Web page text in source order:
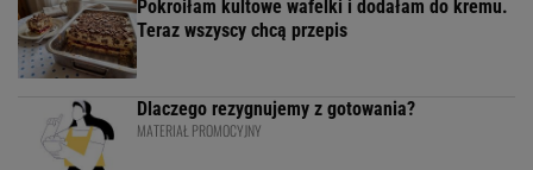
Pokroiłam kultowe wafelki i dodałam do kremu.
Teraz wszyscy chcą przepis
Dlaczego rezygnujemy z gotowania?
MATERIAŁ PROMOCYJNY